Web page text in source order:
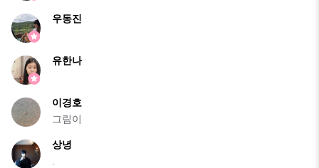
우동진
유한나
이경호
그림이
상녕
.